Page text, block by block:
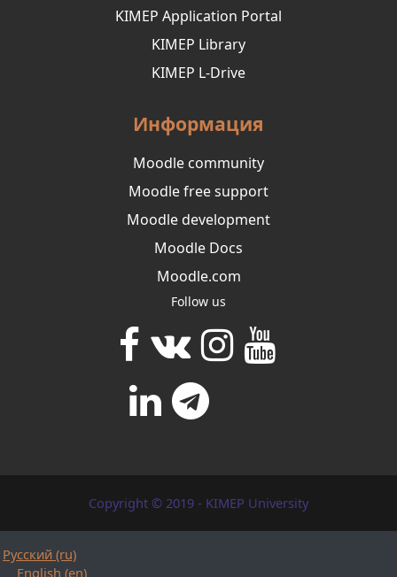
KIMEP Application Portal
KIMEP Library
KIMEP L-Drive
Информация
Moodle community
Moodle free support
Moodle development
Moodle Docs
Moodle.com
Follow us
Copyright © 2019 - KIMEP University
Русский ‎(ru)‎
English ‎(en)‎